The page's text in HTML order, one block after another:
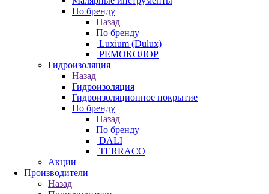
По бренду
Назад
По бренду
Luxium (Dulux)
РЕМОКОЛОР
Гидроизоляция
Назад
Гидроизоляция
Гидроизоляционное покрытие
По бренду
Назад
По бренду
DALI
TERRACO
Акции
Производители
Назад